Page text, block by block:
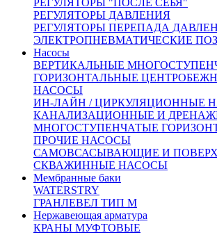
РЕГУЛЯТОРЫ ДАВЛЕНИЯ
РЕГУЛЯТОРЫ ПЕРЕПАДА
ЭЛЕКТРОПНЕВМАТИЧЕСКИЕ
Насосы
ВЕРТИКАЛЬНЫЕ
ГОРИЗОНТАЛЬНЫЕ
НАСОСЫ
ИН-ЛАЙН / ЦИРКУЛЯЦИОННЫЕ
КАНАЛИЗАЦИОННЫЕ И
МНОГОСТУПЕНЧАТЫЕ
ПРОЧИЕ НАСОСЫ
САМОВСАСЫВАЮЩИЕ И
СКВАЖИННЫЕ НАСОСЫ
Мембранные баки
WATERSTRY
ГРАНЛЕВЕЛ ТИП М
Нержавеющая арматура
КРАНЫ МУФТОВЫЕ
Внешний вид товара, размеры,
и параметры монтажных элементов
от выбранных характеристик
и могут отличаться от изображения на
Количество: